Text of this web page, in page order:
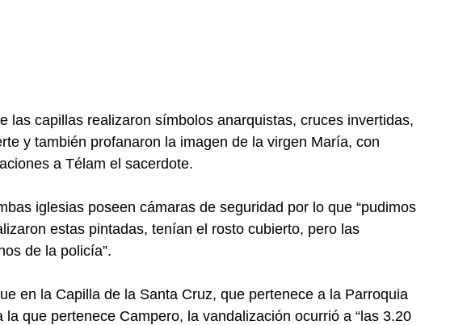
las capillas realizaron símbolos anarquistas, cruces invertidas,
y también profanaron la imagen de la virgen María, con
a Télam el sacerdote.
iglesias poseen cámaras de seguridad por lo que “pudimos
estas pintadas, tenían el rosto cubierto, pero las
de la policía”.
en la Capilla de la Santa Cruz, que pertenece a la Parroquia
que pertenece Campero, la vandalización ocurrió a “las 3.20